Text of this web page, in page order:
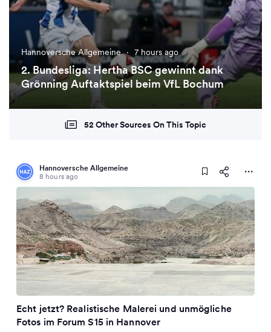
Hannoversche Allgemeine · 7 hours ago
2. Bundesliga: Hertha BSC gewinnt dank
Grönning Auftaktspiel beim VfL Bochum
52 Other Sources On This Topic
Hannoversche Allgemeine
8 hours ago
Echt jetzt? Realistische Malerei und unmögliche
Fotos im Forum S15 in Hannover